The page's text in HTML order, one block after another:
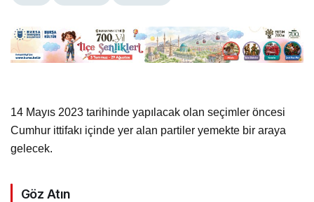
14 Mayıs 2023 tarihinde yapılacak olan seçimler öncesi
Cumhur ittifakı içinde yer alan partiler yemekte bir araya
gelecek.
Göz Atın